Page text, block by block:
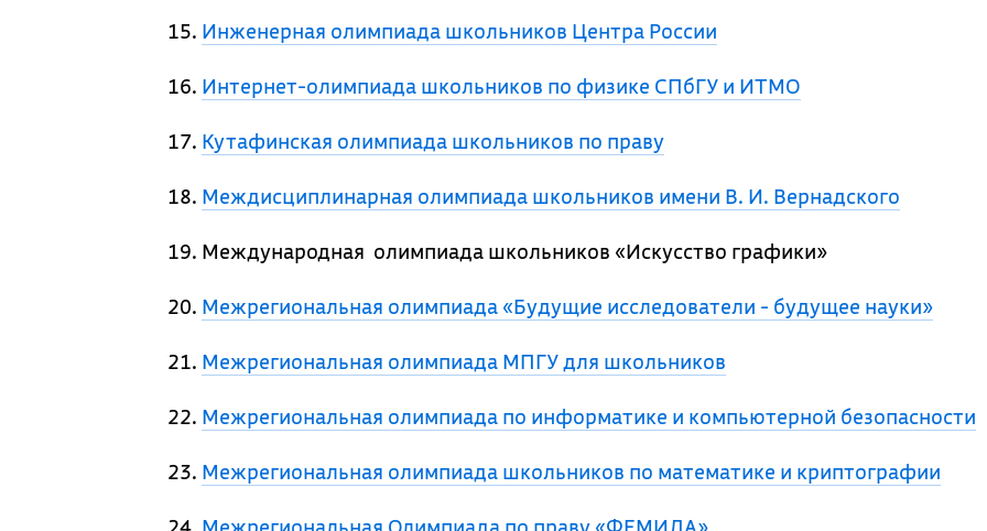
Инженерная олимпиада школьников Центра России
Интернет-олимпиада школьников по физике СПбГУ и ИТМО
Кутафинская олимпиада школьников по праву
Междисциплинарная олимпиада школьников имени В. И. Вернадского
Международная олимпиада школьников «Искусство графики»
Межрегиональная олимпиада «Будущие исследователи - будущее науки»
Межрегиональная олимпиада МПГУ для школьников
Межрегиональная олимпиада по информатике и компьютерной безопасности
Межрегиональная олимпиада школьников по математике и криптографии